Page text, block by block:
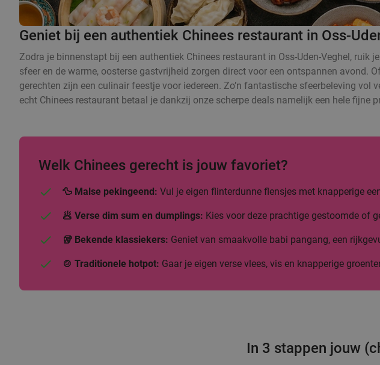
Geniet bij een authentiek Chinees restaurant in Oss-
Zodra je binnenstapt bij een authentiek Chinees restaurant in Oss-Uden-Veghel,
sfeer en de warme, oosterse gastvrijheid zorgen direct voor een ontspannen avond.
gerechten zijn een culinair feestje voor iedereen. Zo’n fantastische sfeerbeleving
echt Chinees restaurant betaal je dankzij onze scherpe deals namelijk een hele fijne
Welk Chinees gerecht is jouw favoriet?
🦆 Malse pekingeend: Vul je eigen flinterdunne flensjes met knapperige
🥟 Verse dim sum en dumplings: Kies voor deze prachtige gestoomde of
🥡 Bekende klassiekers: Geniet van smaakvolle babi pangang, een
🍲 Traditionele hotpot: Gaar je eigen verse vlees, vis en knapperige
In 3 stappen jouw